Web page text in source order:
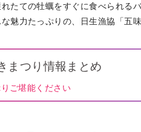
たての牡蠣をすぐに食べられる
魅力たっぷりの、日生漁協「五
まつり情報まとめ
ご堪能ください